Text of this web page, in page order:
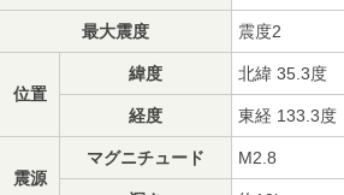
最大震度 震度2
位置
緯度 北緯 35.3度
経度 東経 133.3度
震源
マグニチュード M2.8